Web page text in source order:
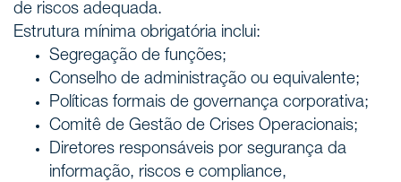
de riscos adequada.
Estrutura mínima obrigatória inclui:
Segregação de funções;
Conselho de administração ou equivalente;
Políticas formais de governança corporativa;
Comitê de Gestão de Crises Operacionais;
Diretores responsáveis por segurança da
informação, riscos e compliance,